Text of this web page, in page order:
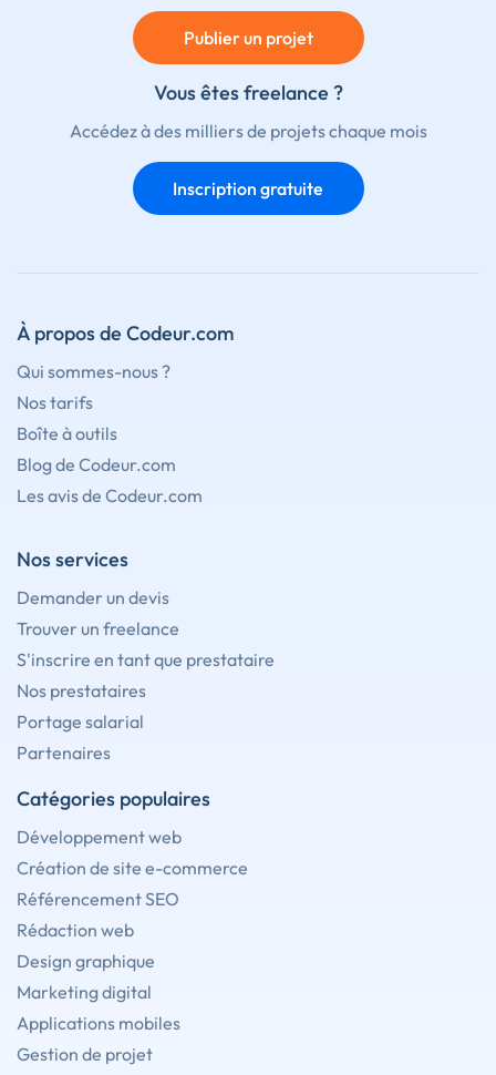
Publier un projet
Vous êtes freelance ?
Accédez à des milliers de projets chaque mois
Inscription gratuite
À propos de Codeur.com
Qui sommes-nous ?
Nos tarifs
Boîte à outils
Blog de Codeur.com
Les avis de Codeur.com
Nos services
Demander un devis
Trouver un freelance
S'inscrire en tant que prestataire
Nos prestataires
Portage salarial
Partenaires
Catégories populaires
Développement web
Création de site e-commerce
Référencement SEO
Rédaction web
Design graphique
Marketing digital
Applications mobiles
Gestion de projet